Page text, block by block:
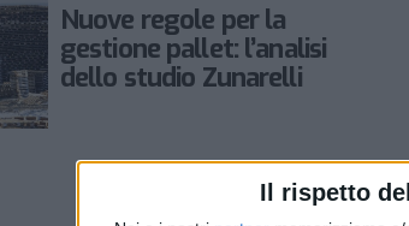
Il rispetto
Nuove regole per la
gestione pallet: l’analisi
dello studio Zunarelli